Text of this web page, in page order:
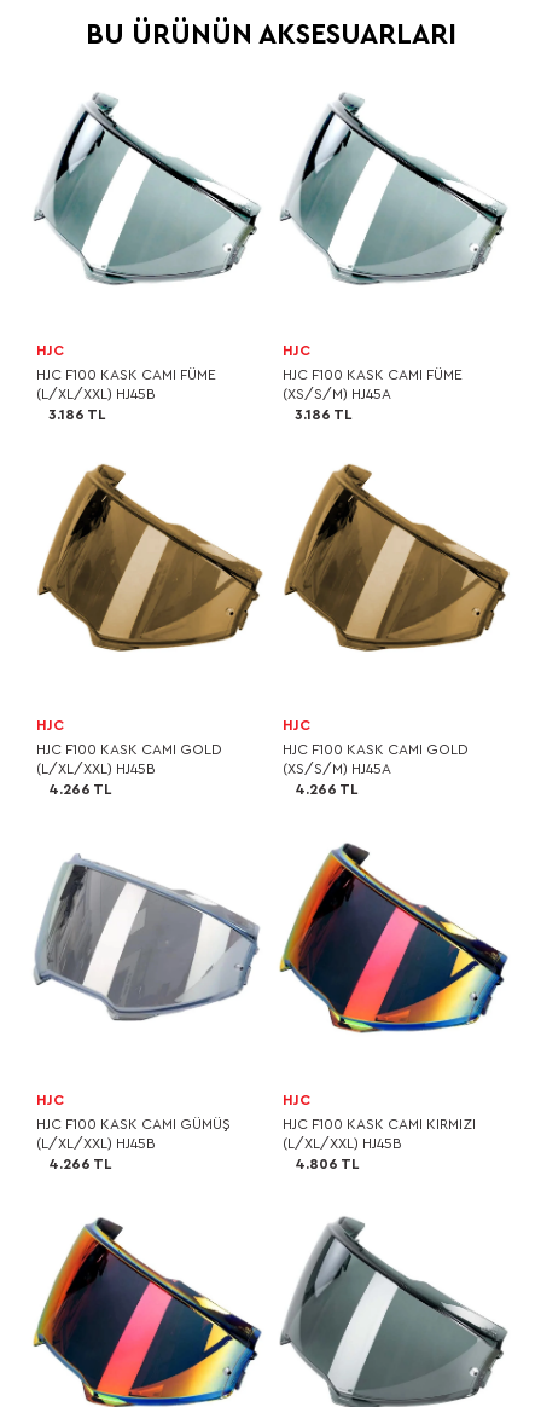
BU ÜRÜNÜN AKSESUARLARI
HJC
HJC F100 KASK CAMI FÜME
(L/XL/XXL) HJ45B
3.186 TL
HJC
HJC F100 KASK CAMI FÜME
(XS/S/M) HJ45A
3.186 TL
HJC
HJC F100 KASK CAMI GOLD
(L/XL/XXL) HJ45B
4.266 TL
HJC
HJC F100 KASK CAMI GOLD
(XS/S/M) HJ45A
4.266 TL
HJC
HJC F100 KASK CAMI GÜMÜŞ
(L/XL/XXL) HJ45B
4.266 TL
HJC
HJC F100 KASK CAMI KIRMIZI
(L/XL/XXL) HJ45B
4.806 TL